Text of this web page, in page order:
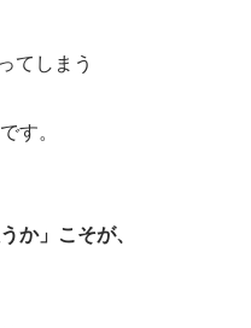
てしまう
す。
か」こそが、